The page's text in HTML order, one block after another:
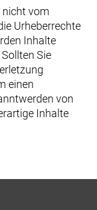
nicht vom
Urheberrechte
Inhalte
Sie
einen
von
Inhalte